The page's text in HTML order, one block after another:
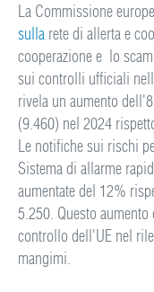
La Commissione
sulla rete di allerta e
cooperazione e lo
sui controlli ufficiali
rivela un aumento
(9.460) nel 2024
Le notifiche sui rischi
Sistema di allarme
aumentate del 12%
5.250. Questo
controllo dell'UE nel
mangimi.